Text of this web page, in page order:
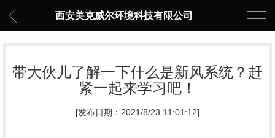
西安美克威尔环境科技有限公司
带大伙儿了解一下什么是新风系统？赶
紧一起来学习吧！
[发布日期：2021/8/23 11:01:12]